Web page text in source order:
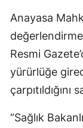
Anayasa
Resmi
yürürlüğe
çarpıtıldığını
“Sağlık